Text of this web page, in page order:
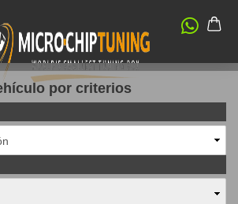
por criterios